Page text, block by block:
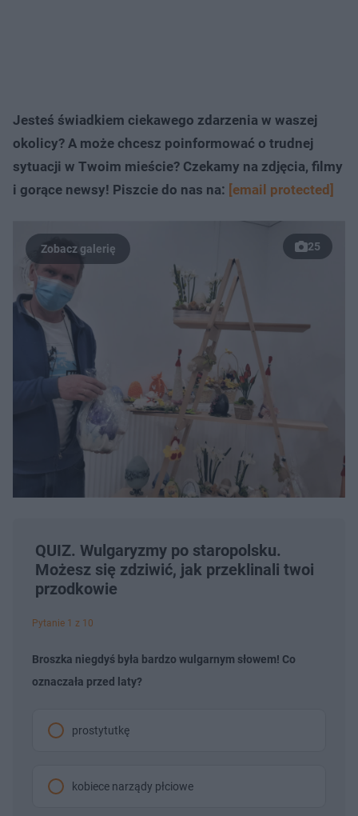
Jesteś świadkiem ciekawego zdarzenia w waszej
okolicy? A może chcesz poinformować o trudnej
sytuacji w Twoim mieście? Czekamy na zdjęcia, filmy
i gorące newsy! Piszcie do nas na: [email protected]
25
QUIZ. Wulgaryzmy po staropolsku.
Możesz się zdziwić, jak przeklinali twoi
przodkowie
Pytanie 1 z 10
Broszka niegdyś była bardzo wulgarnym słowem! Co
oznaczała przed laty?
prostytutkę
kobiece narządy płciowe